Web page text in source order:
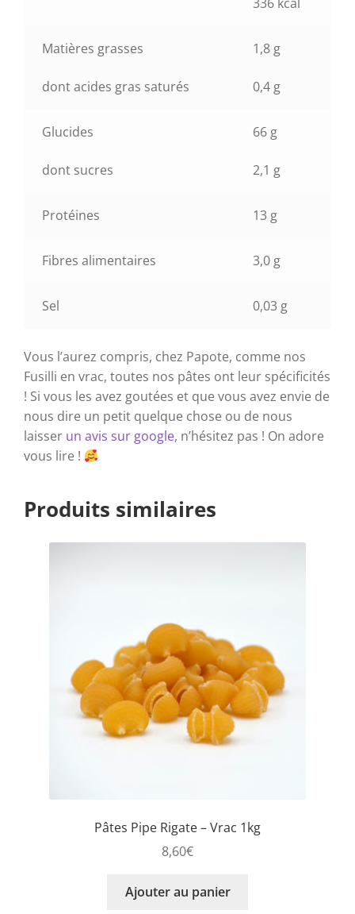
Matières grasses
dont acides gras saturés
1,8 g
0,4 g
Glucides
dont sucres
66 g
2,1 g
Protéines 13 g
Fibres alimentaires 3,0 g
Sel 0,03 g
Vous l’aurez compris, chez Papote, comme nos
Fusilli en vrac, toutes nos pâtes ont leur spécificités
! Si vous les avez goutées et que vous avez envie de
nous dire un petit quelque chose ou de nous
laisser un avis sur google, n’hésitez pas ! On adore
vous lire !
Produits similaires
Pâtes Pipe Rigate – Vrac 1kg
8,60€
Ajouter au panier